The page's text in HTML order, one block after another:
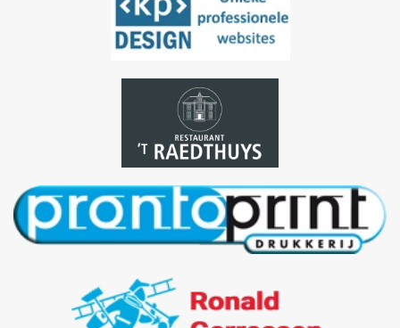
Bezoek site
Bezoek
site
Bezoek site
Bezoek site